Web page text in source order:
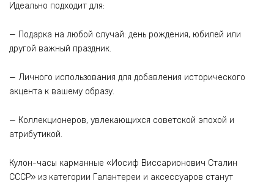
Идеально подходит для:
— Подарка на любой случай: день рождения, юбилей или
другой важный праздник.
— Личного использования для добавления исторического
акцента к вашему образу.
— Коллекционеров, увлекающихся советской эпохой и
атрибутикой.
Кулон-часы карманные «Иосиф Виссарионович Сталин
СССР» из категории Галантереи и аксессуаров станут